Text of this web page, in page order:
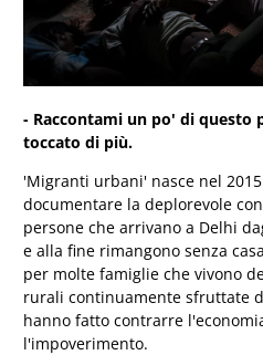
- Raccontami un po' di questo
toccato di più.
'Migranti urbani' nasce nel
documentare la deplorevole
persone che arrivano a Delhi
e alla fine rimangono senza
per molte famiglie che vivono
rurali continuamente sfruttate
hanno fatto contrarre
l'impoverimento.